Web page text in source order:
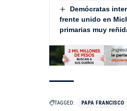
Demócratas
frente unido en
primarias muy
TAGGED: PAPA FRANCISCO